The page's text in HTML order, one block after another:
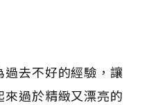
去不好的經驗，讓
過於精緻又漂亮的